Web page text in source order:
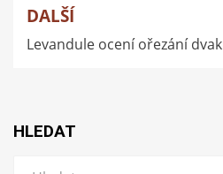
DALŠÍ
Levandule ocení ořezání
HLEDAT